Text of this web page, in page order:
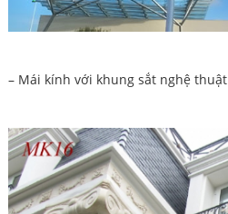
– Mái kính với khung sắt nghệ thuật